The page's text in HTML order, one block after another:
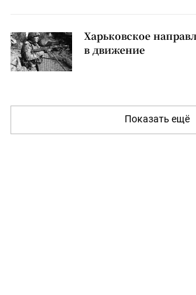
Харьковское
в движение
Показать ещё